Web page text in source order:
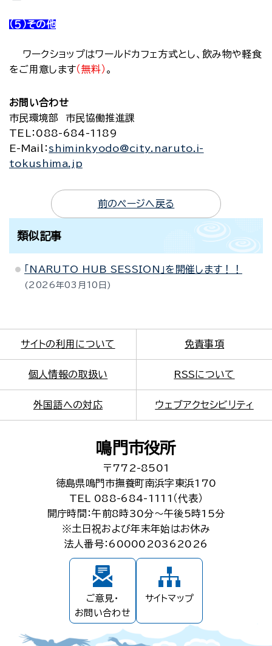
（５）その他
ワークショップはワールドカフェ方式とし、飲み物や軽食
をご用意します（無料） 。
お問い合わせ
市民環境部 市民協働推進課
TEL：088-684-1189
E-Mail ：shiminkyodo@city.naruto.i-
tokushima.jp
前のページへ戻る
類似記事
「NARUTO HUB SESSION」を開催します！！
2026年03月10日
サイトの利用について 免責事項
個人情報の取扱い RSSについて
外国語への対応 ウェブアクセシビリティ
鳴門市役所
〒772-8501
徳島県鳴門市撫養町南浜字東浜170
TEL 088-684-1111（代表）
開庁時間：午前8時30分～午後5時15分
※土日祝および年末年始はお休み
法人番号：6000020362026
ご意見・
お問い合わせ
サイトマップ